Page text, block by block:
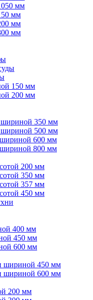
мм
мм
мм
мм
150 мм
200 мм
350 мм
500 мм
600 мм
800 мм
200 мм
350 мм
357 мм
450 мм
400 мм
450 мм
600 мм
шириной 450 мм
шириной 600 мм
200 мм